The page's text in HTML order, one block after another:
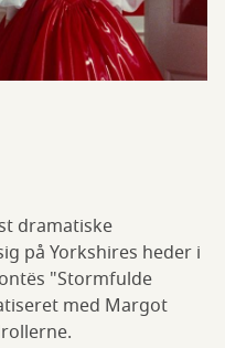
dramatiske
på Yorkshires heder i
"Stormfulde
med Margot